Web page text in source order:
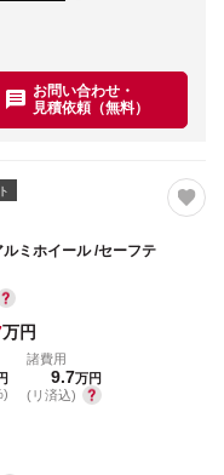
お問い合わせ・
見積依頼（無料）
ミホイール /セーフテ
万円
諸費用
9.7万円
(リ済込)